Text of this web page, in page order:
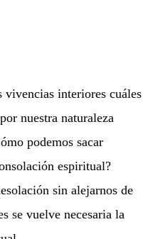
vivencias interiores cuáles
nuestra naturaleza
podemos sacar
espiritual?
sin alejarnos de
se vuelve necesaria la